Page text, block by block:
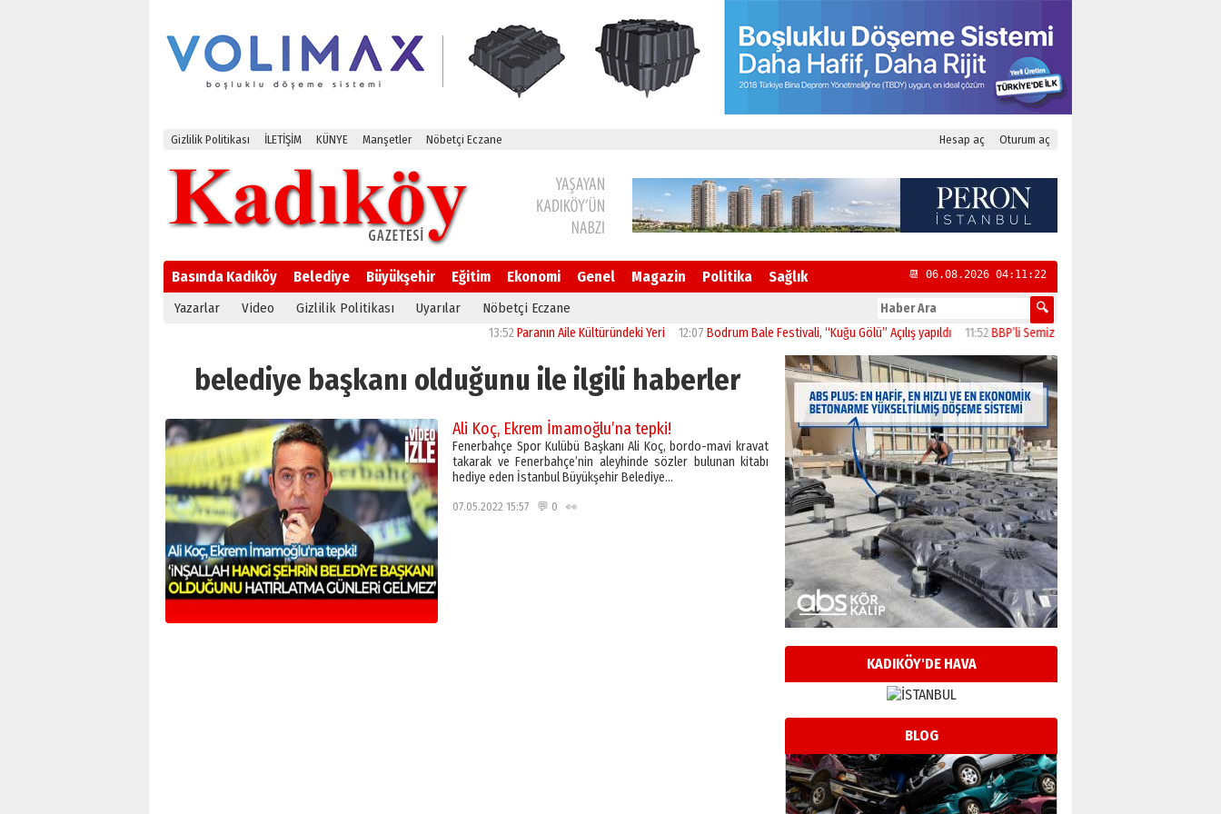
Gizlilik Politikası İLETİŞİM KÜNYE Manşetler Nöbetçi Eczane Hesap aç Oturum aç
Basında Kadıköy Belediye Büyükşehir Eğitim Ekonomi Genel Magazin Politika Sağlık 📆 06.08.2026 04:11:22
Yazarlar Video Gizlilik Politikası Uyarılar Nöbetçi Eczane
Paranın Aile Kültüründeki Yeri 12:07 Bodrum Bale Festivali, “Kuğu Gölü” Açılış yapıldı 11:52BBP’li Semiz “Toplumun Beklentisi Emeklilerin Daha
belediye başkanı olduğunu ile ilgili haberler
Ali Koç, Ekrem İmamoğlu’na tepki!
Fenerbahçe Spor Kulübü Başkanı Ali Koç, bordo-mavi kravat
takarak ve Fenerbahçe’nin aleyhinde sözler bulunan kitabı
hediye eden İstanbul Büyükşehir Belediye…
07.05.2022 15:57 💬 0 👀
KADIKÖY'DE HAVA
BLOG